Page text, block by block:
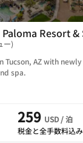
Resort &
ー)
Tucson, AZ with
spa.
259 USD / 泊
税金と全手数料込み